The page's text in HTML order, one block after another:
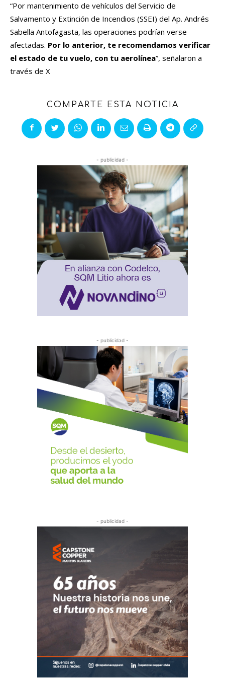
“Por mantenimiento de vehículos del Servicio de
Salvamento y Extinción de Incendios (SSEI) del Ap. Andrés
Sabella Antofagasta, las operaciones podrían verse
afectadas. Por lo anterior, te recomendamos verificar
el estado de tu vuelo, con tu aerolínea”, señalaron a
través de X
COMPARTE ESTA NOTICIA
- publicidad -
- publicidad -
- publicidad -